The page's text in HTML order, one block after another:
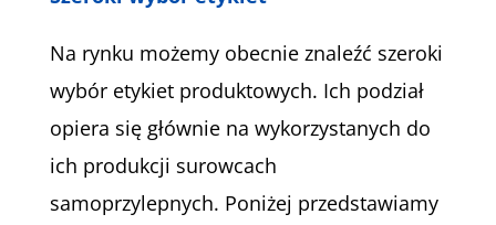
Na rynku możemy obecnie znaleźć szeroki
wybór etykiet produktowych. Ich podział
opiera się głównie na wykorzystanych do
ich produkcji surowcach
samoprzylepnych. Poniżej przedstawiamy